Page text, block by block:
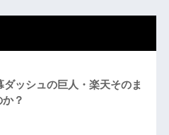
ダッシュの巨人・楽天そのま
？